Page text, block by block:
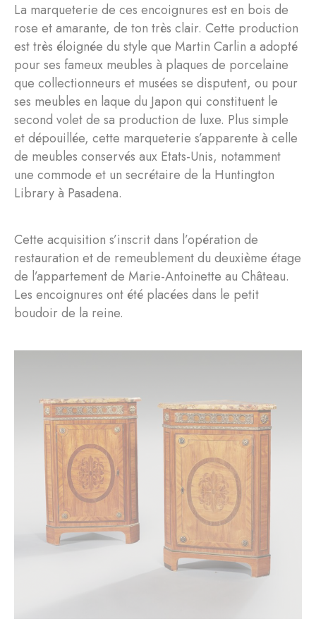
La marqueterie de ces encoignures est en bois de
rose et amarante, de ton très clair. Cette production
est très éloignée du style que Martin Carlin a adopté
pour ses fameux meubles à plaques de porcelaine
que collectionneurs et musées se disputent, ou pour
ses meubles en laque du Japon qui constituent le
second volet de sa production de luxe. Plus simple
et dépouillée, cette marqueterie s’apparente à celle
de meubles conservés aux Etats-Unis, notamment
une commode et un secrétaire de la Huntington
Library à Pasadena.
Cette acquisition s’inscrit dans l’opération de
restauration et de remeublement du deuxième étage
de l’appartement de Marie-Antoinette au Château.
Les encoignures ont été placées dans le petit
boudoir de la reine.